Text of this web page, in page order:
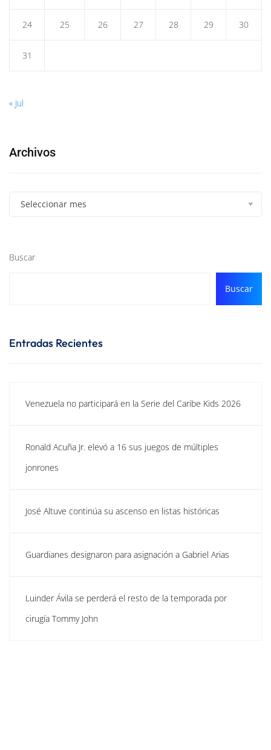
24 25 26 27 28 29 30
31
« Jul
Archivos
Seleccionar mes
Buscar
Buscar
Entradas Recientes
Venezuela no participará en la Serie del Caribe Kids 2026
Ronald Acuña Jr. elevó a 16 sus juegos de múltiples
jonrones
José Altuve continúa su ascenso en listas históricas
Guardianes designaron para asignación a Gabriel Arias
Luinder Ávila se perderá el resto de la temporada por
cirugía Tommy John